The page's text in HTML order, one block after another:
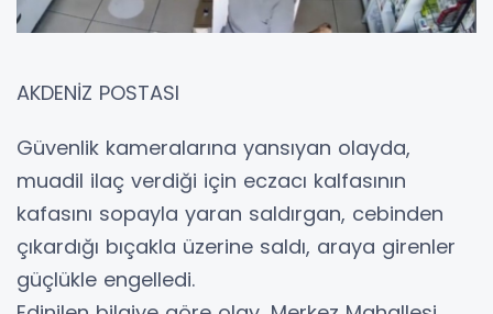
AKDENİZ POSTASI
Güvenlik kameralarına yansıyan olayda,
muadil ilaç verdiği için eczacı kalfasının
kafasını sopayla yaran saldırgan, cebinden
çıkardığı bıçakla üzerine saldı, araya girenler
güçlükle engelledi.